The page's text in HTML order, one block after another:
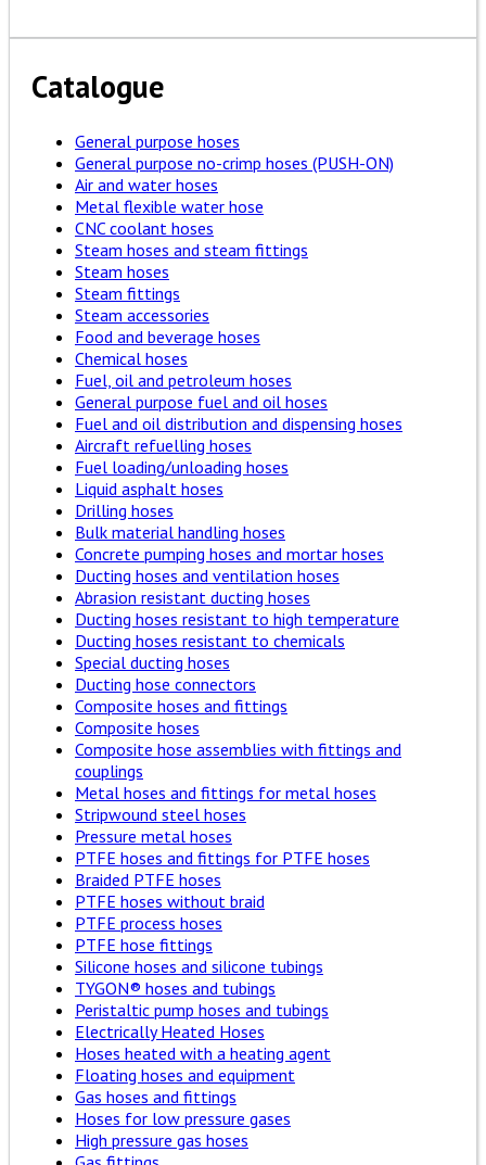
Catalogue
General purpose hoses
General purpose no-crimp hoses (PUSH-ON)
Air and water hoses
Metal flexible water hose
CNC coolant hoses
Steam hoses and steam fittings
Steam hoses
Steam fittings
Steam accessories
Food and beverage hoses
Chemical hoses
Fuel, oil and petroleum hoses
General purpose fuel and oil hoses
Fuel and oil distribution and dispensing hoses
Aircraft refuelling hoses
Fuel loading/unloading hoses
Liquid asphalt hoses
Drilling hoses
Bulk material handling hoses
Concrete pumping hoses and mortar hoses
Ducting hoses and ventilation hoses
Abrasion resistant ducting hoses
Ducting hoses resistant to high temperature
Ducting hoses resistant to chemicals
Special ducting hoses
Ducting hose connectors
Composite hoses and fittings
Composite hoses
Composite hose assemblies with fittings and
couplings
Metal hoses and fittings for metal hoses
Stripwound steel hoses
Pressure metal hoses
PTFE hoses and fittings for PTFE hoses
Braided PTFE hoses
PTFE hoses without braid
PTFE process hoses
PTFE hose fittings
Silicone hoses and silicone tubings
TYGON® hoses and tubings
Peristaltic pump hoses and tubings
Electrically Heated Hoses
Hoses heated with a heating agent
Floating hoses and equipment
Gas hoses and fittings
Hoses for low pressure gases
High pressure gas hoses